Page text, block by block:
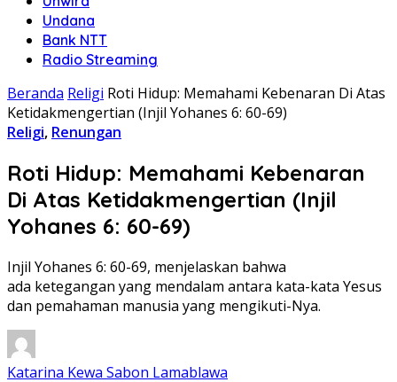
Undana
Bank NTT
Radio Streaming
Beranda Religi Roti Hidup: Memahami Kebenaran Di Atas
Ketidakmengertian (Injil Yohanes 6: 60-69)
Religi, Renungan
Roti Hidup: Memahami Kebenaran
Di Atas Ketidakmengertian (Injil
Yohanes 6: 60-69)
Injil Yohanes 6: 60-69, menjelaskan bahwa
ada ketegangan yang mendalam antara kata-kata Yesus
dan pemahaman manusia yang mengikuti-Nya.
Katarina Kewa Sabon Lamablawa